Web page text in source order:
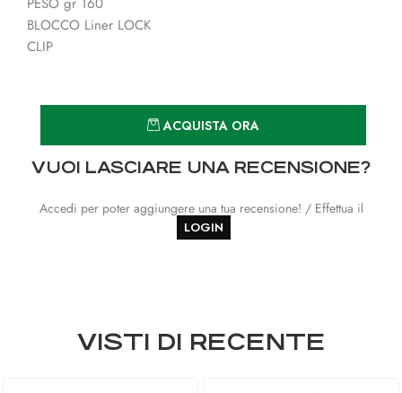
BLOCCO Liner LOCK
CLIP
ACQUISTA ORA
VUOI LASCIARE UNA RECENSIONE?
Accedi per poter aggiungere una tua recensione! / Effettua il
LOGIN
VISTI DI RECENTE